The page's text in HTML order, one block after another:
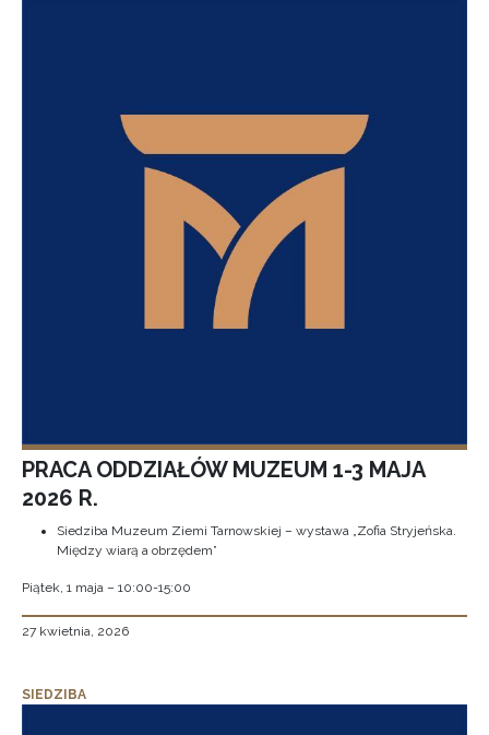
PRACA ODDZIAŁÓW MUZEUM 1-3 MAJA
2026 R.
Siedziba Muzeum Ziemi Tarnowskiej – wystawa „Zofia Stryjeńska.
Między wiarą a obrzędem”
Piątek, 1 maja – 10:00-15:00
27 kwietnia, 2026
SIEDZIBA